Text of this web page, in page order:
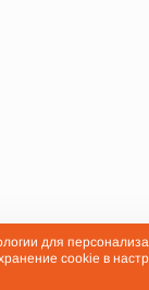
для
cookie в